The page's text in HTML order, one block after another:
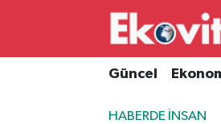
Güncel
HABERDE İNSAN
Güncel
Hava Durumu